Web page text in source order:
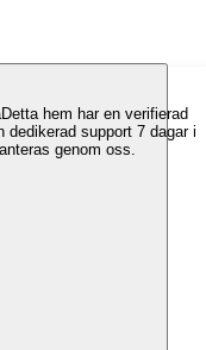
Detta hem har en verifierad
support 7 dagar i
genom oss.